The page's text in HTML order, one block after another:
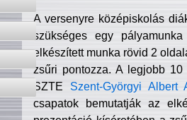
A versenyre középiskolás
szükséges egy
elkészített munka rövid 2
zsűri pontozza. A legjobb
SZTE Szent-Györgyi Albert
csapatok bemutatják az